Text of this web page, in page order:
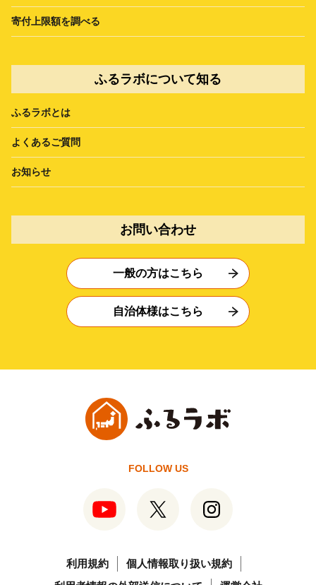
寄付上限額を調べる
ふるラボについて知る
ふるラボとは
よくあるご質問
お知らせ
お問い合わせ
一般の方はこちら
自治体様はこちら
FOLLOW US
利用規約
個人情報取り扱い規約